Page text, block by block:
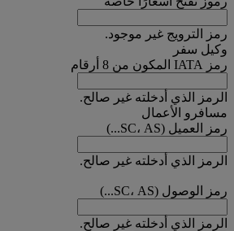
رمز الترويج غير موجود.
وكيل سفر
رمز IATA المكون من 8 أرقام
الرمز الذي أدخلته غير صالح.
مسافرو الأعمال
رمز العميل (SC، AS...)
الرمز الذي أدخلته غير صالح.
رمز الوصول (SC، AS...)
الرمز الذي أدخلته غير صالح.